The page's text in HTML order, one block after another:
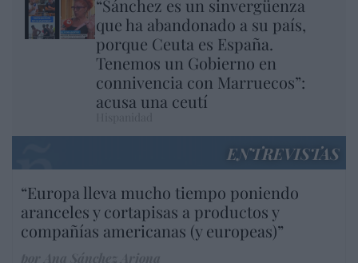
“Sánchez es un sinvergüenza
que ha abandonado a su país,
porque Ceuta es España.
Tenemos un Gobierno en
connivencia con Marruecos”:
acusa una ceutí
ENTREVISTAS
“Europa lleva mucho tiempo poniendo
aranceles y cortapisas a productos y
compañías americanas (y europeas)”